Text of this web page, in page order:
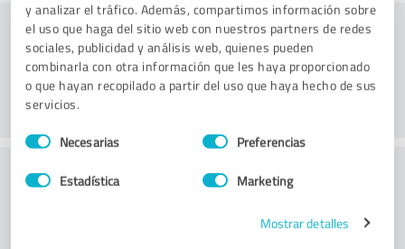
y analizar el tráfico. Además, compartimos información sobre
el uso que haga del sitio web con nuestros partners de redes
sociales, publicidad y análisis web, quienes pueden
combinarla con otra información que les haya proporcionado
o que hayan recopilado a partir del uso que haya hecho de sus
servicios.
Selección
de
Necesarias Preferencias
Estadística Marketing
Mostrar detalles
Consultoría
Servicio de atención al cliente